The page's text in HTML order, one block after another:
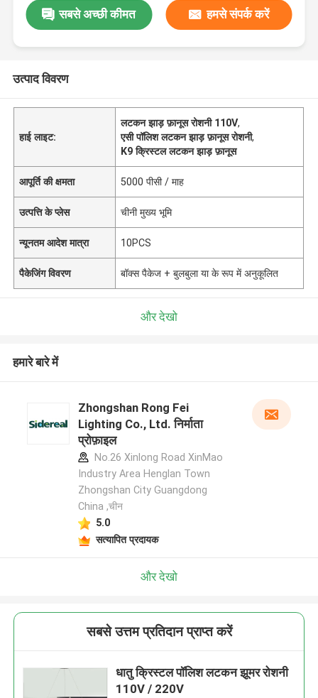
सबसे अच्छी कीमत हमसे संपर्क करें
उत्पाद विवरण
हाई लाइट:
लटकन झाड़ फ़ानूस रोशनी 110V,
एसी पॉलिश लटकन झाड़ फ़ानूस रोशनी,
K9 क्रिस्टल लटकन झाड़ फ़ानूस
आपूर्ति की क्षमता 5000 पीसी / माह
उत्पत्ति के प्लेस चीनी मुख्य भूमि
न्यूनतम आदेश मात्रा 10PCS
पैकेजिंग विवरण बॉक्स पैकेज + बुलबुला या के रूप में अनुकूलित
और देखो
हमारे बारे में
Zhongshan Rong Fei
Lighting Co., Ltd. निर्माता
प्रोफ़ाइल
No.26 Xinlong Road XinMao
Industry Area Henglan Town
Zhongshan City Guangdong
China ,चीन
5.0
सत्यापित प्रदायक
और देखो
सबसे उत्तम प्रतिदान प्राप्त करें
धातु क्रिस्टल पॉलिश लटकन झूमर रोशनी
110V / 220V